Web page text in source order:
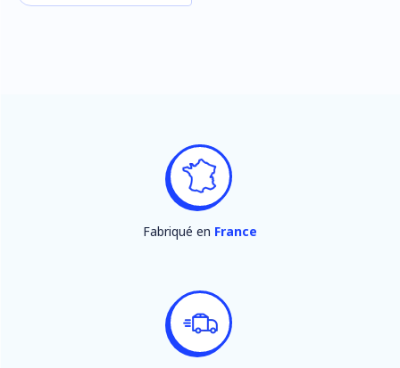
Fabriqué en France